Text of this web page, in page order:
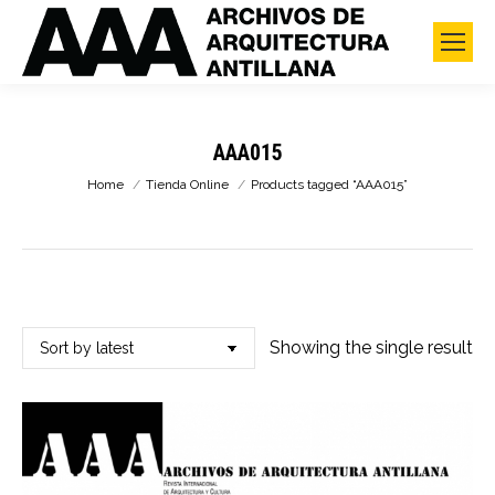
AAA015
You are here:
Home Tienda Online Products tagged “AAA015”
Showing the single result